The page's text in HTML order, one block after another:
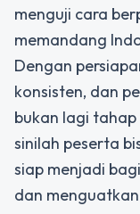
menguji cara
memandang
Dengan
konsisten, dan
bukan lagi
sinilah peserta
siap menjadi
dan